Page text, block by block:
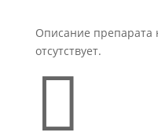
Описание
отсутствует.
